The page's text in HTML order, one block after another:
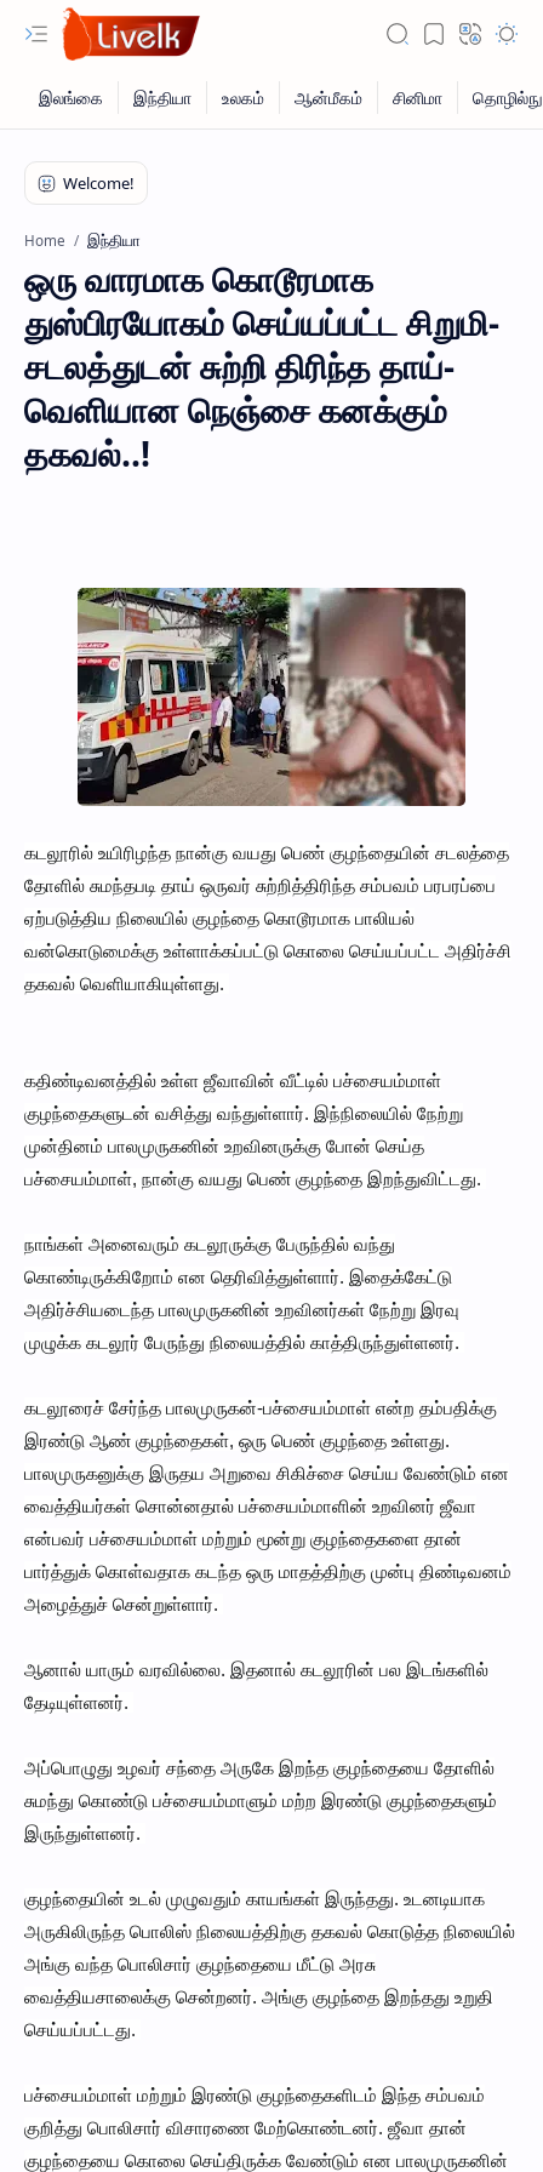
Home இந்தியா
ஒரு வாரமாக கொடூரமாக
துஸ்பிரயோகம் செய்யப்பட்ட சிறுமி-
சடலத்துடன் சுற்றி திரிந்த தாய்-
வெளியான நெஞ்சை கனக்கும்
தகவல்..!
கடலூரில் உயிரிழந்த நான்கு வயது பெண் குழந்தையின் சடலத்தை
தோளில் சுமந்தபடி தாய் ஒருவர் சுற்றித்திரிந்த சம்பவம் பரபரப்பை
ஏற்படுத்திய நிலையில் குழந்தை கொடூரமாக பாலியல்
வன்கொடுமைக்கு உள்ளாக்கப்பட்டு கொலை செய்யப்பட்ட அதிர்ச்சி
தகவல் வெளியாகியுள்ளது.
கதிண்டிவனத்தில் உள்ள ஜீவாவின் வீட்டில் பச்சையம்மாள்
குழந்தைகளுடன் வசித்து வந்துள்ளார். இந்நிலையில் நேற்று
முன்தினம் பாலமுருகனின் உறவினருக்கு போன் செய்த
பச்சையம்மாள், நான்கு வயது பெண் குழந்தை இறந்துவிட்டது.
நாங்கள் அனைவரும் கடலூருக்கு பேருந்தில் வந்து
கொண்டிருக்கிறோம் என தெரிவித்துள்ளார். இதைக்கேட்டு
அதிர்ச்சியடைந்த பாலமுருகனின் உறவினர்கள் நேற்று இரவு
முழுக்க கடலூர் பேருந்து நிலையத்தில் காத்திருந்துள்ளனர்.
கடலூரைச் சேர்ந்த பாலமுருகன்-பச்சையம்மாள் என்ற தம்பதிக்கு
இரண்டு ஆண் குழந்தைகள், ஒரு பெண் குழந்தை உள்ளது.
பாலமுருகனுக்கு இருதய அறுவை சிகிச்சை செய்ய வேண்டும் என
வைத்தியர்கள் சொன்னதால் பச்சையம்மாளின் உறவினர் ஜீவா
என்பவர் பச்சையம்மாள் மற்றும் மூன்று குழந்தைகளை தான்
பார்த்துக் கொள்வதாக கடந்த ஒரு மாதத்திற்கு முன்பு திண்டிவனம்
அழைத்துச் சென்றுள்ளார்.
ஆனால் யாரும் வரவில்லை. இதனால் கடலூரின் பல இடங்களில்
தேடியுள்ளனர்.
அப்பொழுது உழவர் சந்தை அருகே இறந்த குழந்தையை தோளில்
சுமந்து கொண்டு பச்சையம்மாளும் மற்ற இரண்டு குழந்தைகளும்
இருந்துள்ளனர்.
குழந்தையின் உடல் முழுவதும் காயங்கள் இருந்தது. உடனடியாக
அருகிலிருந்த பொலிஸ் நிலையத்திற்கு தகவல் கொடுத்த நிலையில்
அங்கு வந்த பொலிசார் குழந்தையை மீட்டு அரசு
வைத்தியசாலைக்கு சென்றனர். அங்கு குழந்தை இறந்தது உறுதி
செய்யப்பட்டது.
பச்சையம்மாள் மற்றும் இரண்டு குழந்தைகளிடம் இந்த சம்பவம்
குறித்து பொலிசார் விசாரணை மேற்கொண்டனர். ஜீவா தான்
குழந்தையை கொலை செய்திருக்க வேண்டும் என பாலமுருகனின்